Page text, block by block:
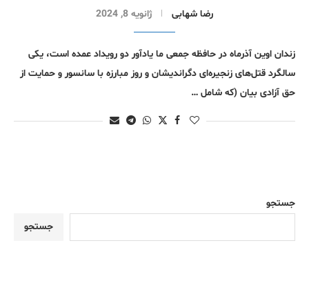
رضا شهابی ژانویه 8, 2024
زندان اوین آذرماه در حافظه جمعی ما یادآور دو رویداد عمده است، یکی
سالگرد قتل‌های زنجیره‌ای دگراندیشان و روز مبارزه با سانسور و حمایت از
حق آزادی بیان (که شامل …
جستجو
جستجو